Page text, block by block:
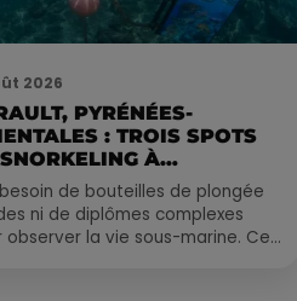
2026
PYRÉNÉES-
: TROIS SPOTS
À
de bouteilles de plongée
ni de diplômes complexes
observer la vie sous-marine. Cet